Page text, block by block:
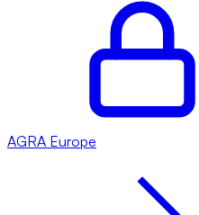
AGRA Europe